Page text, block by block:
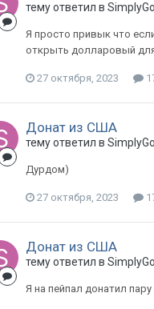
тему ответил в
Я просто привык что
открыть долларовый для
27 октября, 2023
Донат из США
тему ответил в
Дурдом)
27 октября, 2023
Донат из США
тему ответил в
Я на пейпал донатил